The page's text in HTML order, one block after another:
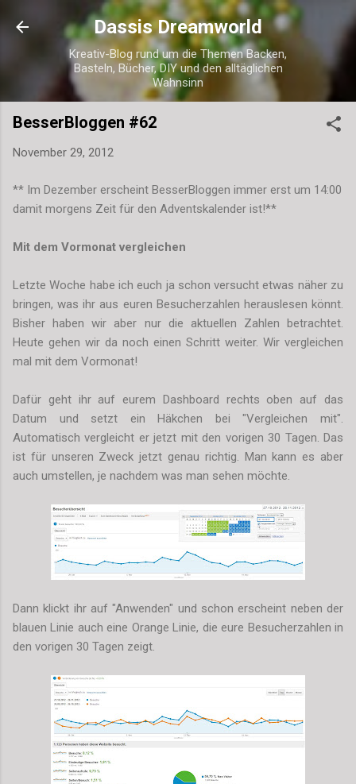
Direkt zum Hauptbereich
Dassis Dreamworld
Kreativ-Blog rund um die Themen Backen,
Basteln, Bücher, DIY und den alltäglichen
Wahnsinn
BesserBloggen #62
November 29, 2012
** Im Dezember erscheint BesserBloggen immer erst um 14:00
damit morgens Zeit für den Adventskalender ist!**
Mit dem Vormonat vergleichen
Letzte Woche habe ich euch ja schon versucht etwas näher zu
bringen, was ihr aus euren Besucherzahlen herauslesen könnt.
Bisher haben wir aber nur die aktuellen Zahlen betrachtet.
Heute gehen wir da noch einen Schritt weiter. Wir vergleichen
mal mit dem Vormonat!
Dafür geht ihr auf eurem Dashboard rechts oben auf das
Datum und setzt ein Häkchen bei "Vergleichen mit".
Automatisch vergleicht er jetzt mit den vorigen 30 Tagen. Das
ist für unseren Zweck jetzt genau richtig. Man kann es aber
auch umstellen, je nachdem was man sehen möchte.
Dann klickt ihr auf "Anwenden" und schon erscheint neben der
blauen Linie auch eine Orange Linie, die eure Besucherzahlen in
den vorigen 30 Tagen zeigt.